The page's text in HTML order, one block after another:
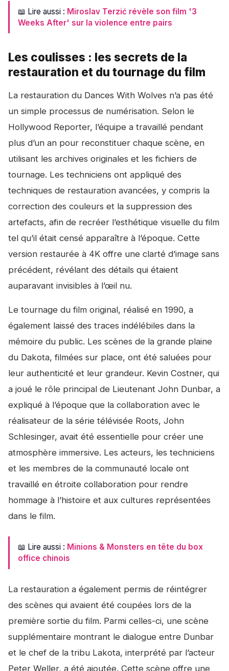
📖 Lire aussi : Miroslav Terzić révèle son film '3
Weeks After' sur la violence entre pairs
Les coulisses : les secrets de la
restauration et du tournage du film
La restauration du Dances With Wolves n’a pas été
un simple processus de numérisation. Selon le
Hollywood Reporter, l’équipe a travaillé pendant
plus d’un an pour reconstituer chaque scène, en
utilisant les archives originales et les fichiers de
tournage. Les techniciens ont appliqué des
techniques de restauration avancées, y compris la
correction des couleurs et la suppression des
artefacts, afin de recréer l’esthétique visuelle du film
tel qu’il était censé apparaître à l’époque. Cette
version restaurée à 4K offre une clarté d’image sans
précédent, révélant des détails qui étaient
auparavant invisibles à l’œil nu.
Le tournage du film original, réalisé en 1990, a
également laissé des traces indélébiles dans la
mémoire du public. Les scènes de la grande plaine
du Dakota, filmées sur place, ont été saluées pour
leur authenticité et leur grandeur. Kevin Costner, qui
a joué le rôle principal de Lieutenant John Dunbar, a
expliqué à l’époque que la collaboration avec le
réalisateur de la série télévisée Roots, John
Schlesinger, avait été essentielle pour créer une
atmosphère immersive. Les acteurs, les techniciens
et les membres de la communauté locale ont
travaillé en étroite collaboration pour rendre
hommage à l’histoire et aux cultures représentées
dans le film.
📖 Lire aussi : Minions & Monsters en tête du box
office chinois
La restauration a également permis de réintégrer
des scènes qui avaient été coupées lors de la
première sortie du film. Parmi celles-ci, une scène
supplémentaire montrant le dialogue entre Dunbar
et le chef de la tribu Lakota, interprété par l’acteur
Peter Weller, a été ajoutée. Cette scène offre une